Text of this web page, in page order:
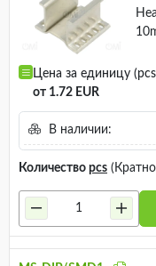
Цена за единицу
от 1.72 EUR
В наличии:
Количество pcs